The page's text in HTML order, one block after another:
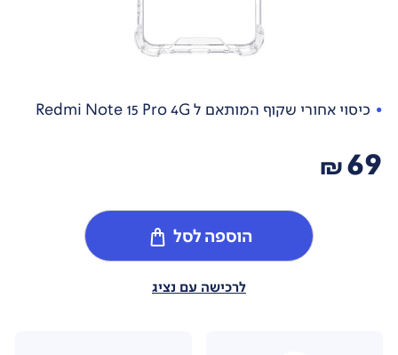
כיסוי אחורי שקוף המותאם ל Redmi Note 15 Pro 4G
69
₪
הוספה לסל
לרכישה עם נציג